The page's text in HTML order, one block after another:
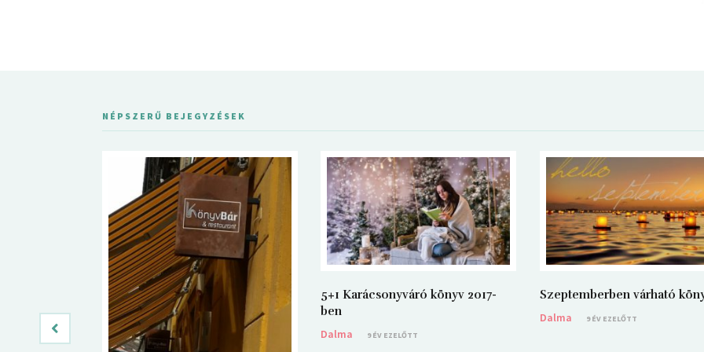
NÉPSZERŰ BEJEGYZÉSEK
5+1 Karácsonyváró könyv 2017-
ben
Dalma
9 ÉV EZELŐTT
Szeptemberben várható
Dalma
9 ÉV EZELŐTT